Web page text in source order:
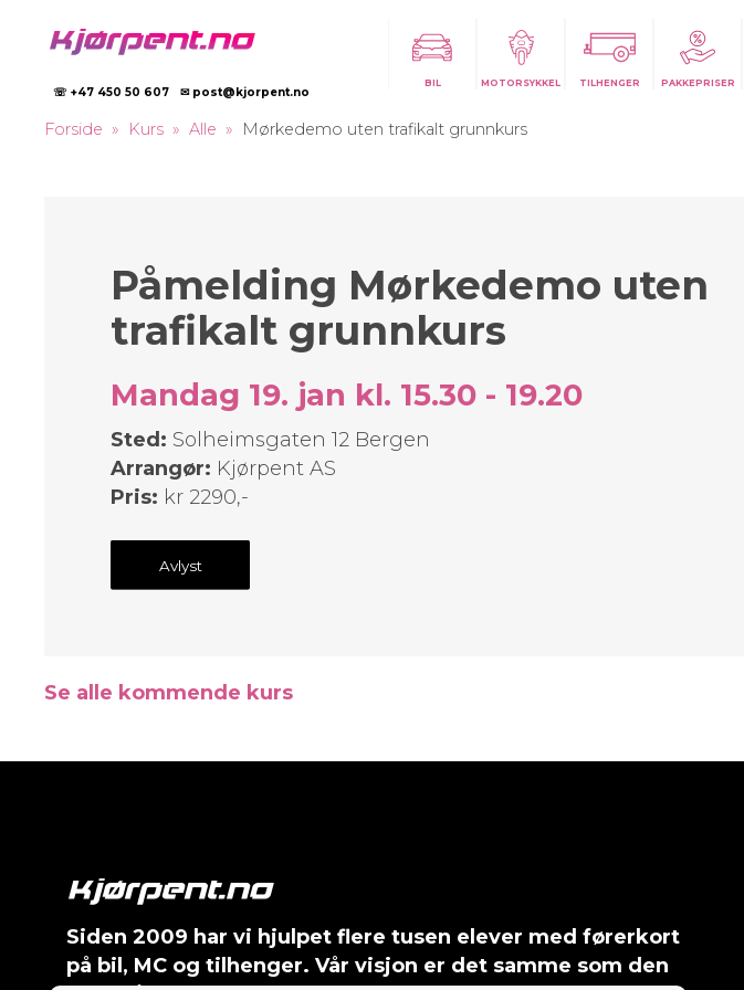
☏ +47 450 50 607 ✉ post@kjorpent.no
BIL MOTORSYKKEL TILHENGER PAKKEPRISER
Forside Kurs Alle Mørkedemo uten trafikalt grunnkurs
Påmelding Mørkedemo uten
trafikalt grunnkurs
Mandag 19. jan kl. 15.30 - 19.20
Sted: Solheimsgaten 12 Bergen
Arrangør: Kjørpent AS
Pris: kr 2290,-
Avlyst
Se alle kommende kurs
Siden 2009 har vi hjulpet flere tusen elever med førerkort
på bil, MC og tilhenger. Vår visjon er det samme som den